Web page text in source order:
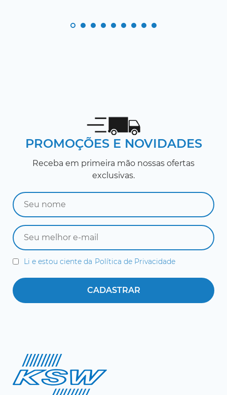
PROMOÇÕES E NOVIDADES
Receba em primeira mão nossas ofertas
exclusivas.
Li e estou ciente da Política de Privacidade